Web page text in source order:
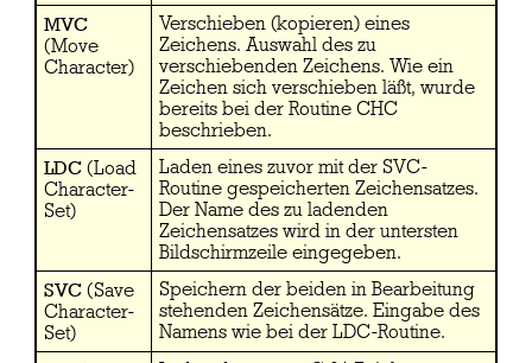
MVC
(Move
Character)
Verschieben (kopieren) eines
Zeichens. Auswahl des zu
verschiebenden Zeichens. Wie ein
Zeichen sich verschieben läßt, wurde
bereits bei der Routine CHC
beschrieben.
LDC (Load
Character-
Set)
Laden eines zuvor mit der SVC-
Routine gespeicherten Zeichensatzes.
Der Name des zu ladenden
Zeichensatzes wird in der untersten
Bildschirmzeile eingegeben.
SVC (Save
Character-
Set)
Speichern der beiden in Bearbeitung
stehenden Zeichensätze. Eingabe des
Namens wie bei der LDC-Routine.